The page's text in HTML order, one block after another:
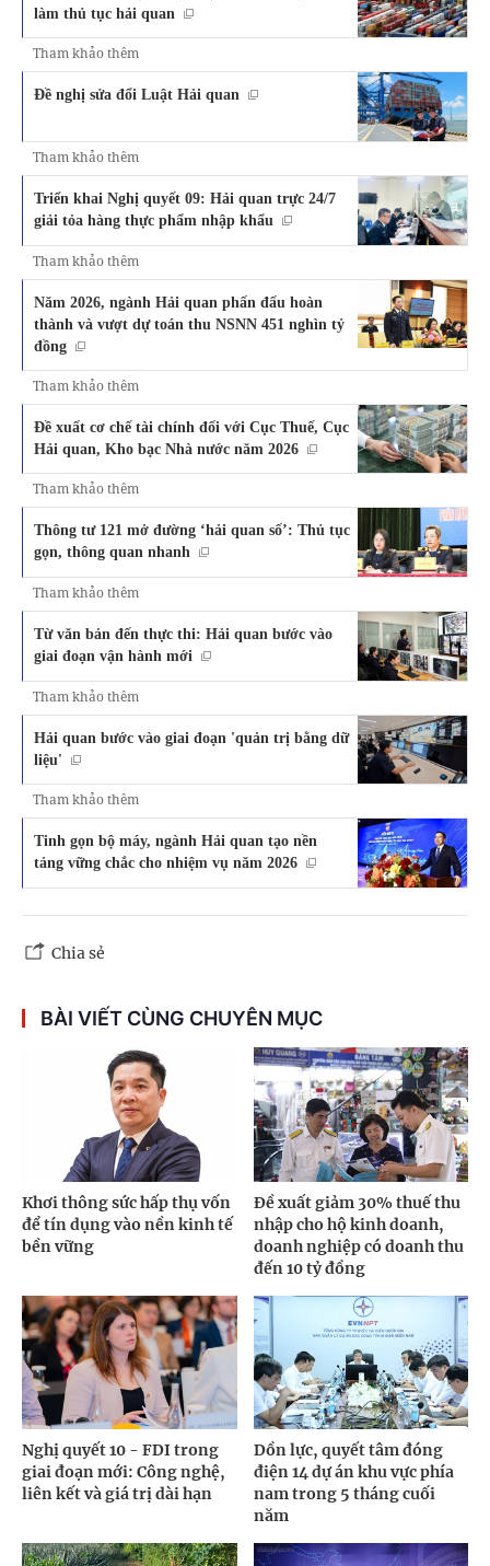
làm thủ tục hải quan
Tham khảo thêm
Đề nghị sửa đổi Luật Hải quan
Tham khảo thêm
Triển khai Nghị quyết 09: Hải quan trực 24/7
giải tỏa hàng thực phẩm nhập khẩu
Tham khảo thêm
Năm 2026, ngành Hải quan phấn đấu hoàn
thành và vượt dự toán thu NSNN 451 nghìn tỷ
đồng
Tham khảo thêm
Đề xuất cơ chế tài chính đối với Cục Thuế, Cục
Hải quan, Kho bạc Nhà nước năm 2026
Tham khảo thêm
Thông tư 121 mở đường ‘hải quan số’: Thủ tục
gọn, thông quan nhanh
Tham khảo thêm
Từ văn bản đến thực thi: Hải quan bước vào
giai đoạn vận hành mới
Tham khảo thêm
Hải quan bước vào giai đoạn 'quản trị bằng dữ
liệu'
Tham khảo thêm
Tinh gọn bộ máy, ngành Hải quan tạo nền
tảng vững chắc cho nhiệm vụ năm 2026
Chia sẻ
BÀI VIẾT CÙNG CHUYÊN MỤC
Khơi thông sức hấp thụ vốn
để tín dụng vào nền kinh tế
bền vững
Đề xuất giảm 30% thuế thu
nhập cho hộ kinh doanh,
doanh nghiệp có doanh thu
đến 10 tỷ đồng
Nghị quyết 10 - FDI trong
giai đoạn mới: Công nghệ,
liên kết và giá trị dài hạn
Dồn lực, quyết tâm đóng
điện 14 dự án khu vực phía
nam trong 5 tháng cuối
năm